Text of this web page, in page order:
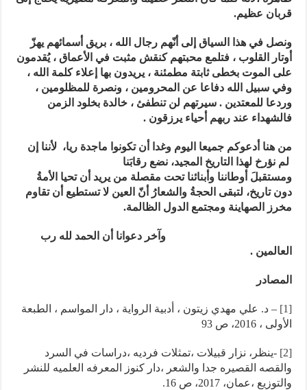
قربان عظيم.
ونصل في هذا السياق إلى أنّهم رجال الله ، بريق أسمائهم يهزّ
أوتار القلوب ، فتلمع محبتهم كنقش مثبت في الأعماق ، يُقدمون
على الموت بخطى ثابتة مطمئنة ، يريدون بها إعلاء كلمة الله ،
وفي سبيل الله دفاعا عن المحرومين ، ونصرة للمظلومين ،
وردعا للمعتدين . سيرتهم لن تنطفئ ، خالدة بخلود الزمن
فالشهداء عند ربهم أحياء يرزقون .
من هنا أدعوكم جميعا اليوم وغدا أن تكونوا ماجدة ريا،لأننا إن
لم نؤرخ لهذا التاريخ المجيد، نضع رقابَنا
ومستقبلَ أوطاننا وأبنائنا تحت مقصلة من يريد أن تحيا الأمةُ
دون تاريخ، لتبقى الحجةُ والشعارُ أنّ العين لا تستطيع أن تقاوم
مخرز الصهاينة ومجتمع الدول الظالمة.
وآخر دعوانا أن الحمد لله رب
العالمين .
المصادر
[1]
– د. علي مهدي زيتون ، أدبية الرواية ، دار المواسم ، الطبعة
الأولى ، 2016، ص 93
[2]
-ينظر، نزار قبيلات ،تمثلات فرديه ،دراسات في السرد
والقصه القصيره جدا والشعر ،دار كنوز المعرفه العلميه للنشر
والتوزيع ،عمان، 2017، ص 16.